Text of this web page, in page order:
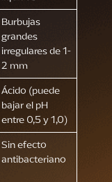
Burbujas
grandes
irregulares de 1-
2 mm
Ácido (puede
bajar el pH
entre 0,5 y 1,0)
Sin efecto
antibacteriano